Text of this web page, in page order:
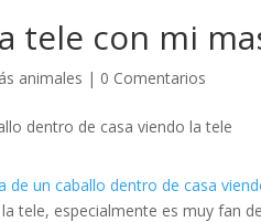
tele con mi
animales | 0 Comentarios
tele, especialmente es muy fan